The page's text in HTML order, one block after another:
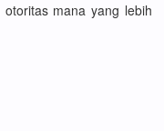
mana yang lebih